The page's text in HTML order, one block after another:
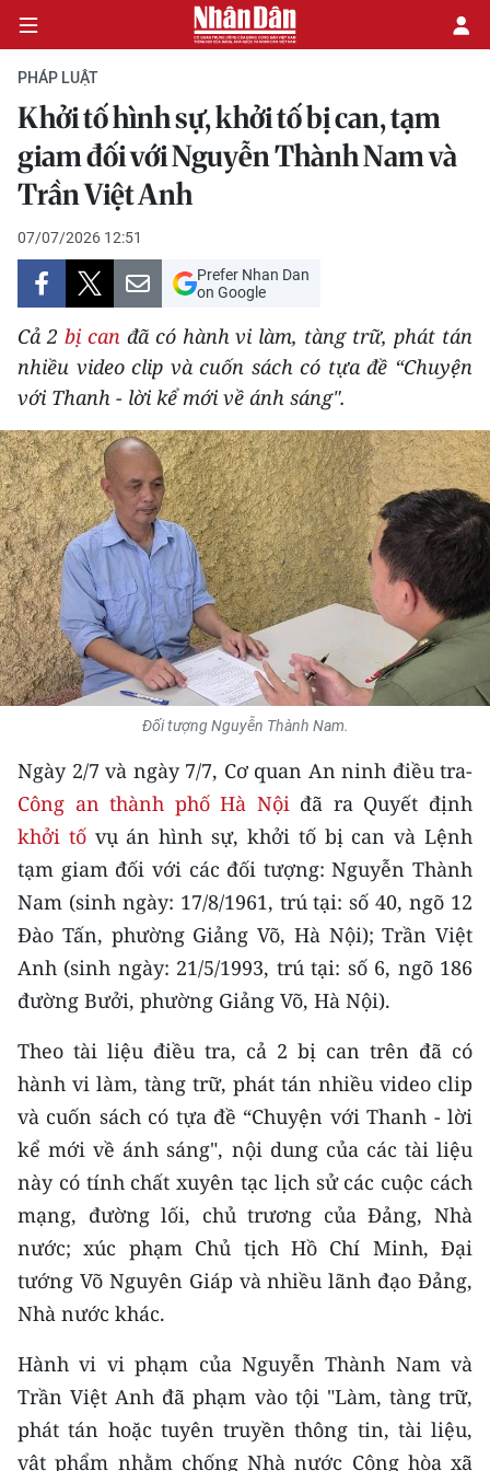
CHÍNH TRỊ
KINH TẾ
VĂN HÓA
XÃ HỘI
PHÁP LUẬT
DU LỊCH
THẾ GIỚI
THỂ THAO
GIÁO DỤC
Y TẾ
KHOA HỌC - CÔNG NGHỆ
BẠN ĐỌC
KIỂM CHỨNG THÔNG TIN
TRI THỨC CHUYÊN SÂU
54 DÂN TỘC VIỆT NAM
CHƯƠNG TRÌNH OCOP - MỖI XÃ
MỘT SẢN PHẨM
RADIO
MEDIA CENTER
E-Magazine
Video
Media Chính trị
Media Văn hóa
Media Xã hội
PHÁP LUẬT
Khởi tố hình sự, khởi tố bị can, tạm
giam đối với Nguyễn Thành Nam và
Trần Việt Anh
07/07/2026 12:51
Prefer Nhan Dan
on Google
Cả 2 bị canđã có hành vi làm, tàng trữ, phát tán
nhiều video clip và cuốn sách có tựa đề “Chuyện
với Thanh - lời kể mới về ánh sáng".
Đối tượng Nguyễn Thành Nam.
Ngày 2/7 và ngày 7/7, Cơ quan An ninh điều tra-
Công an thành phố Hà Nộiđã ra Quyết định
khởi tốvụ án hình sự, khởi tố bị can và Lệnh
tạm giam đối với các đối tượng: Nguyễn Thành
Nam (sinh ngày: 17/8/1961, trú tại: số 40, ngõ 12
Đào Tấn, phường Giảng Võ, Hà Nội); Trần Việt
Anh (sinh ngày: 21/5/1993, trú tại: số 6, ngõ 186
đường Bưởi, phường Giảng Võ, Hà Nội).
Theo tài liệu điều tra, cả 2 bị can trên đã có
hành vi làm, tàng trữ, phát tán nhiều video clip
và cuốn sách có tựa đề “Chuyện với Thanh - lời
kể mới về ánh sáng", nội dung của các tài liệu
này có tính chất xuyên tạc lịch sử các cuộc cách
mạng, đường lối, chủ trương của Đảng, Nhà
nước; xúc phạm Chủ tịch Hồ Chí Minh, Đại
tướng Võ Nguyên Giáp và nhiều lãnh đạo Đảng,
Nhà nước khác.
Hành vi vi phạm của Nguyễn Thành Nam và
Trần Việt Anh đã phạm vào tội "Làm, tàng trữ,
phát tán hoặc tuyên truyền thông tin, tài liệu,
vật phẩm nhằm chống Nhà nước Cộng hòa xã